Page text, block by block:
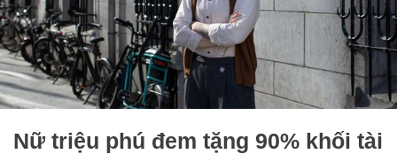
Nữ triệu phú đem tặng 90% khối tài